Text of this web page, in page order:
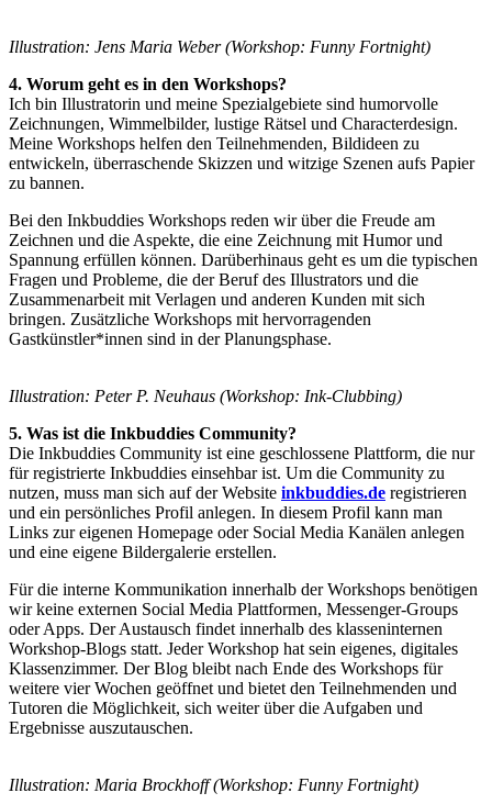
Illustration: Jens Maria Weber (Workshop: Funny Fortnight)
4. Worum geht es in den Workshops?
Ich bin Illustratorin und meine Spezialgebiete sind humorvolle
Zeichnungen, Wimmelbilder, lustige Rätsel und Characterdesign.
Meine Workshops helfen den Teilnehmenden, Bildideen zu
entwickeln, überraschende Skizzen und witzige Szenen aufs Papier
zu bannen.
Bei den Inkbuddies Workshops reden wir über die Freude am
Zeichnen und die Aspekte, die eine Zeichnung mit Humor und
Spannung erfüllen können. Darüberhinaus geht es um die typischen
Fragen und Probleme, die der Beruf des Illustrators und die
Zusammenarbeit mit Verlagen und anderen Kunden mit sich
bringen. Zusätzliche Workshops mit hervorragenden
Gastkünstler*innen sind in der Planungsphase.
Illustration: Peter P. Neuhaus (Workshop: Ink-Clubbing)
5. Was ist die Inkbuddies Community?
Die Inkbuddies Community ist eine geschlossene Plattform, die nur
für registrierte Inkbuddies einsehbar ist. Um die Community zu
nutzen, muss man sich auf der Website inkbuddies.de registrieren
und ein persönliches Profil anlegen. In diesem Profil kann man
Links zur eigenen Homepage oder Social Media Kanälen anlegen
und eine eigene Bildergalerie erstellen.
Für die interne Kommunikation innerhalb der Workshops benötigen
wir keine externen Social Media Plattformen, Messenger-Groups
oder Apps. Der Austausch findet innerhalb des klasseninternen
Workshop-Blogs statt. Jeder Workshop hat sein eigenes, digitales
Klassenzimmer. Der Blog bleibt nach Ende des Workshops für
weitere vier Wochen geöffnet und bietet den Teilnehmenden und
Tutoren die Möglichkeit, sich weiter über die Aufgaben und
Ergebnisse auszutauschen.
Illustration: Maria Brockhoff (Workshop: Funny Fortnight)